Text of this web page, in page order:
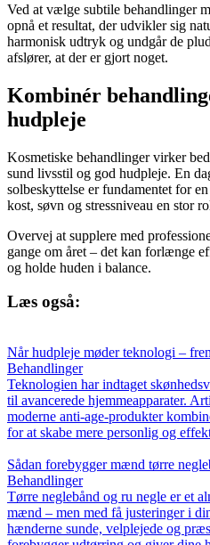
Ved at vælge subtile behandlinger
opnå et resultat, der udvikler sig
harmonisk udtryk og undgår de
afslører, at der er gjort noget.
Kombinér
hudpleje
Kosmetiske behandlinger virker
sund livsstil og god hudpleje. En
solbeskyttelse er fundamentet for
kost, søvn og stressniveau en stor
Overvej at supplere med
gange om året – det kan forlænge
og holde huden i balance.
Læs også:
Når hudpleje møder teknologi –
Behandlinger
Teknologien har indtaget
til avancerede hjemmeapparater.
moderne anti-age-produkter
for at skabe mere personlig og
Sådan forebygger mænd tørre
Behandlinger
Tørre neglebånd og ru negle er et
mænd – men med få justeringer i
hænderne sunde, velplejede og